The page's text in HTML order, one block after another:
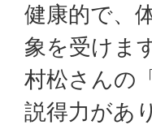
健康的で、
象を受けま
村松さんの
説得力があ